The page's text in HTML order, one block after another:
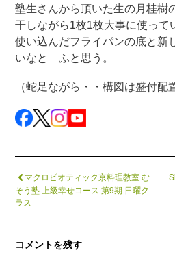
塾生さんから頂いた生の月桂樹
干しながら1枚1枚大事に使って
使い込んだフライパンの底と新
いなと ふと思う。
（蛇足ながら・・構図は盛付配
マクロビオティック京料理教室 む
そう塾 上級幸せコース 第9期 日曜ク
ラス
コメントを残す